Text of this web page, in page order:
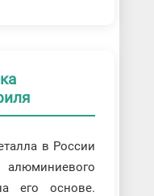
в России
его основе.